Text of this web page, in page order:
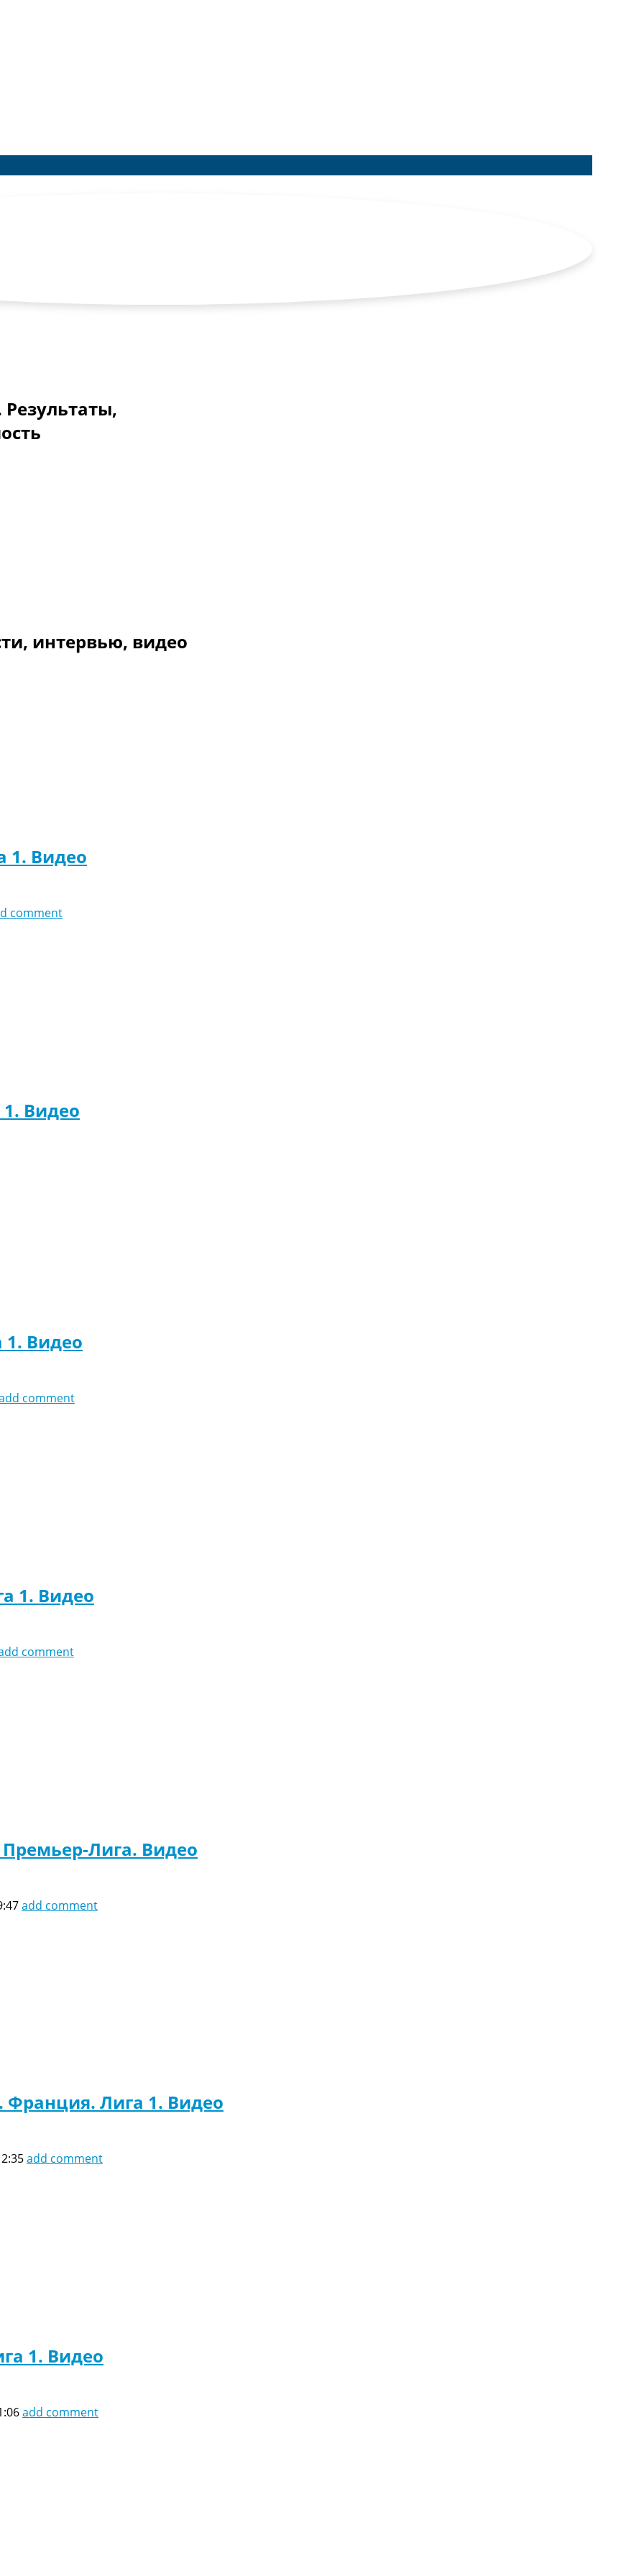
Результаты,
интервью, видео
1. Видео
comment
Видео
1. Видео
comment
1. Видео
comment
Премьер-Лига. Видео
add comment
Лига 1. Видео
add comment
1. Видео
add comment